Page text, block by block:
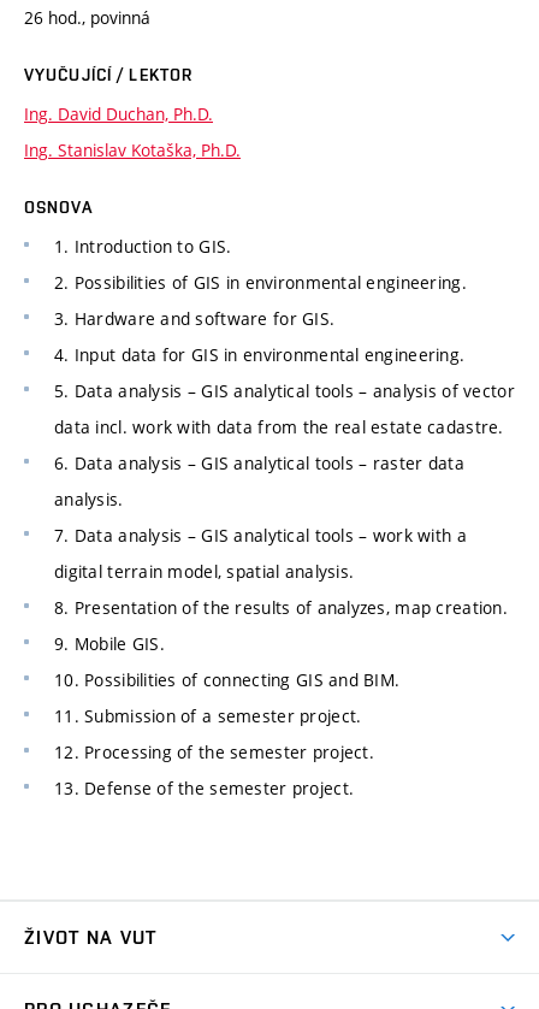
26 hod., povinná
VYUČUJÍCÍ / LEKTOR
Ing. David Duchan, Ph.D.
Ing. Stanislav Kotaška, Ph.D.
OSNOVA
1. Introduction to GIS.
2. Possibilities of GIS in environmental engineering.
3. Hardware and software for GIS.
4. Input data for GIS in environmental engineering.
5. Data analysis – GIS analytical tools – analysis of vector
data incl. work with data from the real estate cadastre.
6. Data analysis – GIS analytical tools – raster data
analysis.
7. Data analysis – GIS analytical tools – work with a
digital terrain model, spatial analysis.
8. Presentation of the results of analyzes, map creation.
9. Mobile GIS.
10. Possibilities of connecting GIS and BIM.
11. Submission of a semester project.
12. Processing of the semester project.
13. Defense of the semester project.
ŽIVOT NA VUT